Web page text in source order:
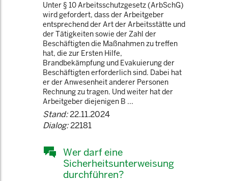
Unter § 10 Arbeitsschutzgesetz (ArbSchG)
wird gefordert, dass der Arbeitgeber
entsprechend der Art der Arbeitsstätte und
der Tätigkeiten sowie der Zahl der
Beschäftigten die Maßnahmen zu treffen
hat, die zur Ersten Hilfe,
Brandbekämpfung und Evakuierung der
Beschäftigten erforderlich sind. Dabei hat
er der Anwesenheit anderer Personen
Rechnung zu tragen. Und weiter hat der
Arbeitgeber diejenigen B ...
Stand:22.11.2024
Dialog:22181
Wer darf eine
Sicherheitsunterweisung
durchführen?